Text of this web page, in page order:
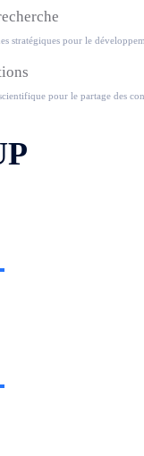
stratégiques pour le
pour le partage des